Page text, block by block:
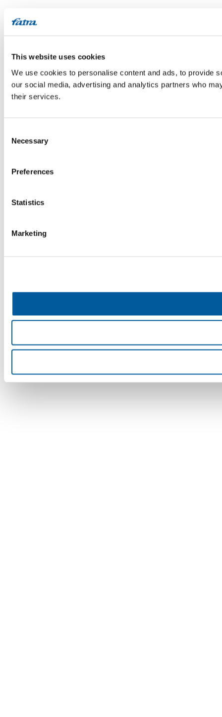
This website uses cookies
We use cookies to personalise content and ads, to provide
our social media, advertising and analytics partners who
their services.
Selection
Necessary
Preferences
Statistics
Marketing